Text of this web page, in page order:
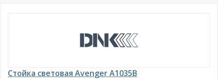
Стойка световая Avenger A1035B